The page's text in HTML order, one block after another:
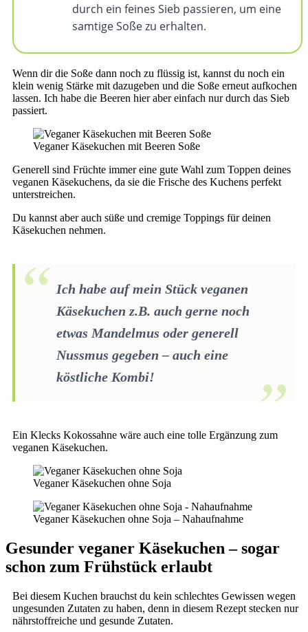
durch ein feines Sieb passieren, um eine
samtige Soße zu erhalten.
Wenn dir die Soße dann noch zu flüssig ist, kannst du noch ein
klein wenig Stärke mit dazugeben und die Soße erneut aufkochen
lassen. Ich habe die Beeren hier aber einfach nur durch das Sieb
passiert.
Veganer Käsekuchen mit Beeren Soße
Generell sind Früchte immer eine gute Wahl zum Toppen deines
veganen Käsekuchens, da sie die Frische des Kuchens perfekt
unterstreichen.
Du kannst aber auch süße und cremige Toppings für deinen
Käsekuchen nehmen.
Ich habe auf mein Stück veganen
Käsekuchen z.B. auch gerne noch
etwas Mandelmus oder generell
Nussmus gegeben – auch eine
köstliche Kombi!
Ein Klecks Kokossahne wäre auch eine tolle Ergänzung zum
veganen Käsekuchen.
Veganer Käsekuchen ohne Soja
Veganer Käsekuchen ohne Soja – Nahaufnahme
Gesunder veganer Käsekuchen – sogar
schon zum Frühstück erlaubt
Bei diesem Kuchen brauchst du kein schlechtes Gewissen wegen
ungesunden Zutaten zu haben, denn in diesem Rezept stecken nur
nährstoffreiche und gesunde Zutaten.